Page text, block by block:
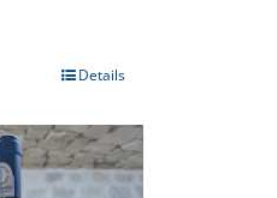
Details